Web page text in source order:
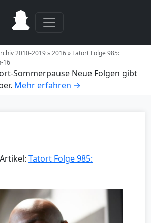
2010-2019»2016»Tatort Folge 985:
16
Sommerpause Neue Folgen gibt
Mehr erfahren →
Tatort Folge 985: